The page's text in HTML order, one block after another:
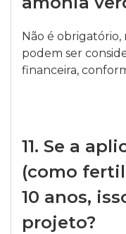
Não é obrigatório,
podem ser
financeira,
11. Se a
(como
10 anos,
projeto?